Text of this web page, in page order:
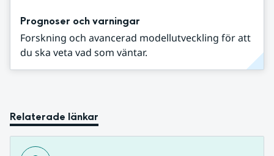
Prognoser och varningar
Forskning och avancerad modellutveckling för att
du ska veta vad som väntar.
Relaterade länkar